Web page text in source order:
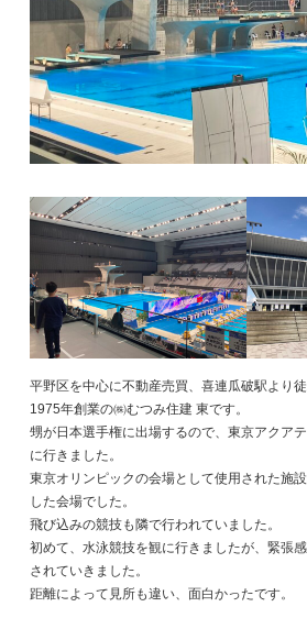
平野区を中心に不動産売買、喜連瓜破駅より
1975年創業の㈱むつみ住建 東です。
甥が日本選手権に出場するので、東京アクア
に行きました。
東京オリンピックの会場として使用された施
した会場でした。
飛び込みの競技も隣で行われていました。
初めて、水泳競技を観に行きましたが、緊張
されていきました。
距離によって見所も違い、面白かったです。